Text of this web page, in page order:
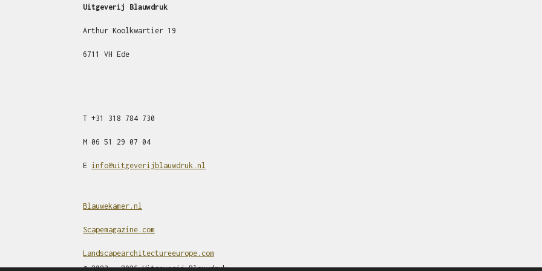
Uitgeverij Blauwdruk
Arthur Koolkwartier 19
6711 VH Ede
T +31 318 784 730
M 06 51 29 07 04
E info@uitgeverijblauwdruk.nl
Blauwekamer.nl
Scapemagazine.com
Landscapearchitectureeurope.com
© 2023 - 2026 Uitgeverij Blauwdruk